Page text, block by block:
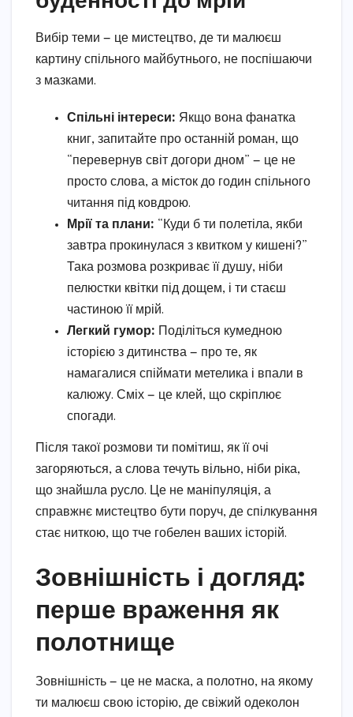
Вибір теми — це мистецтво, де ти малюєш
картину спільного майбутнього, не поспішаючи
з мазками.
Спільні інтереси: Якщо вона фанатка
книг, запитайте про останній роман, що
“перевернув світ догори дном” — це не
просто слова, а місток до годин спільного
читання під ковдрою.
Мрії та плани: “Куди б ти полетіла, якби
завтра прокинулася з квитком у кишені?”
Така розмова розкриває її душу, ніби
пелюстки квітки під дощем, і ти стаєш
частиною її мрій.
Легкий гумор: Поділіться кумедною
історією з дитинства — про те, як
намагалися спіймати метелика і впали в
калюжу. Сміх — це клей, що скріплює
спогади.
Після такої розмови ти помітиш, як її очі
загоряються, а слова течуть вільно, ніби ріка,
що знайшла русло. Це не маніпуляція, а
справжнє мистецтво бути поруч, де спілкування
стає ниткою, що тче гобелен ваших історій.
Зовнішність і догляд:
перше враження як
полотнище
Зовнішність — це не маска, а полотно, на якому
ти малюєш свою історію, де свіжий одеколон